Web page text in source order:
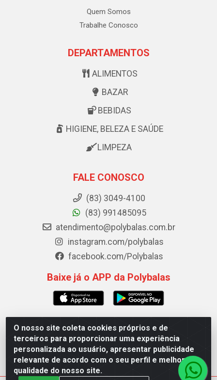
O nosso site coleta cookies próprios e de
terceiros para proporcionar uma experiência
personalizada ao usuário, apresentar publicidade
relevante de acordo com o seu perfil e melhorar a
qualidade do nosso site.
Quem Somos
Trabalhe Conosco
DEPARTAMENTOS
ALIMENTOS
BAZAR
BEBIDAS
HIGIENE, BELEZA E SAÚDE
LIMPEZA
FALE CONOSCO
(83) 3049-4100
(83) 991485095
atendimento@polybalas.com.br
instagram.com/polybalas
facebook.com/Polybalas
Baixe já o APP da Polybalas
Polybalas - Rua João Miguel de Souza, 173 Galpão B -
Ernesto Geisel, João Pessoa/PB - CEP 58.075-075 - CNPJ
00.909.327/0002-61